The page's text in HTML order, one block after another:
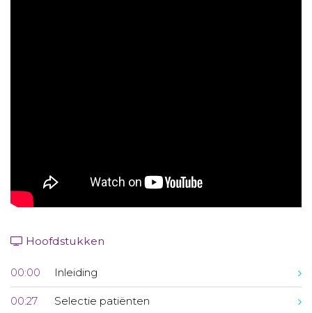
Hoofdstukken
00:00 Inleiding
00:27 Selectie patiënten